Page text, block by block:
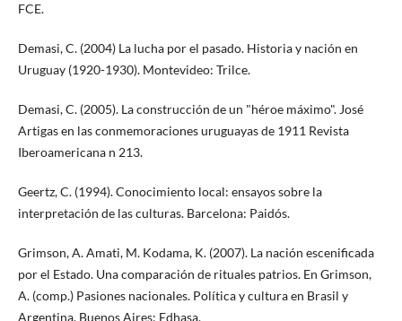
FCE.
Demasi, C. (2004) La lucha por el pasado. Historia y nación en
Uruguay (1920-1930). Montevideo: Trilce.
Demasi, C. (2005). La construcción de un "héroe máximo". José
Artigas en las conmemoraciones uruguayas de 1911 Revista
Iberoamericana n 213.
Geertz, C. (1994). Conocimiento local: ensayos sobre la
interpretación de las culturas. Barcelona: Paidós.
Grimson, A. Amati, M. Kodama, K. (2007). La nación escenificada
por el Estado. Una comparación de rituales patrios. En Grimson,
A. (comp.) Pasiones nacionales. Política y cultura en Brasil y
Argentina. Buenos Aires: Edhasa.